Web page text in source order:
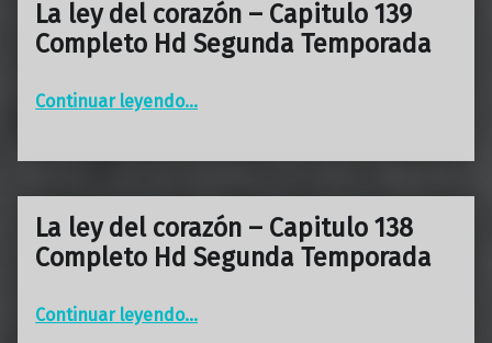
La ley del corazón – Capitulo 139
Completo Hd Segunda Temporada
Continuar leyendo“La ley del corazón – Capitulo 139 Completo Hd Segunda Temporada”
…
La ley del corazón – Capitulo 138
Completo Hd Segunda Temporada
Continuar leyendo“La ley del corazón – Capitulo 138 Completo Hd Segunda Temporada”
…